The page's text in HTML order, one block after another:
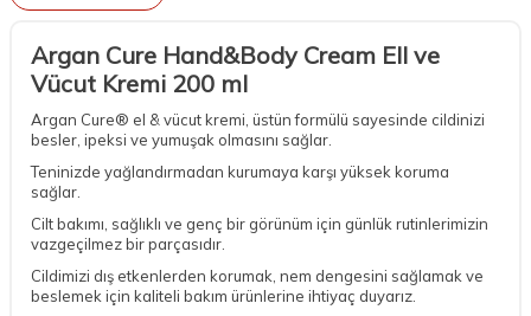
Argan Cure Hand&Body Cream Ell ve
Vücut Kremi 200 ml
Argan Cure® el & vücut kremi, üstün formülü sayesinde cildinizi
besler, ipeksi ve yumuşak olmasını sağlar.
Teninizde yağlandırmadan kurumaya karşı yüksek koruma
sağlar.
Cilt bakımı, sağlıklı ve genç bir görünüm için günlük rutinlerimizin
vazgeçilmez bir parçasıdır.
Cildimizi dış etkenlerden korumak, nem dengesini sağlamak ve
beslemek için kaliteli bakım ürünlerine ihtiyaç duyarız.